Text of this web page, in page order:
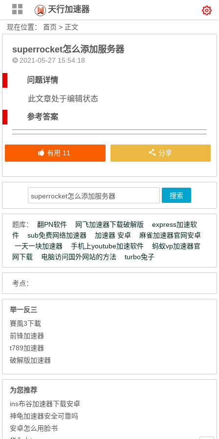
天行加速器
现在位置：首页 > 正文
superrocket怎么添加服务器
2021-05-27 15:54:18
问题详情
此文章处于编辑状态
参考答案
有用 11 分享
题库： 翻PN软件 网飞加速器下载破解版
express加速软
件
sub免费网络加速器 加速器 安卓
麻雀加速器官网安卓
一天一块加速器
手机上youtube加速软件
蚂蚁vp加速器官
网下载
电脑访问国外网站的方法 turbo兔子
考点：
举一反三
賽風3下載
前锋加速器
t789加速器
破解版加速器
为您推荐
ins布谷加速器下载安卓
神龟加速器安全可靠吗
安卓怎么用脸书